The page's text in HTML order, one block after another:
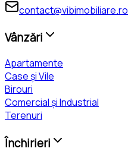
contact@vibimobiliare.ro
Vânzări
Apartamente
Case și Vile
Birouri
Comercial și Industrial
Terenuri
Închirieri